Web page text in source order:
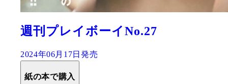
週刊プレイボーイNo.27
2024年06月17日発売
紙の本で購入